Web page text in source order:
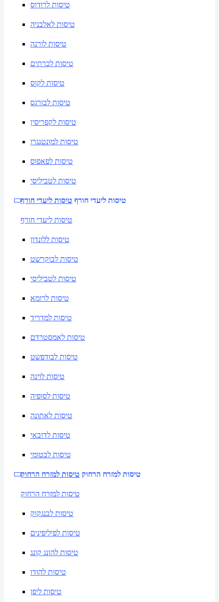
טיסות לרודוס
טיסות לאלבניה
טיסות לורנה
טיסות לכרתים
טיסות לקוס
טיסות לבורגס
טיסות לקפריסין
טיסות למונטנגרו
טיסות לפאפוס
טיסות לטביליסי
טיסות ליעדי חורף טיסות ליעדי חורף
טיסות ליעדי חורף
טיסות ללונדון
טיסות לבוקרשט
טיסות לטביליסי
טיסות לרומא
טיסות למדריד
טיסות לאמסטרדם
טיסות לבודפשט
טיסות לוינה
טיסות לסופיה
טיסות לאתונה
טיסות לדובאי
טיסות לבטומי
טיסות למזרח הרחוק טיסות למזרח הרחוק
טיסות למזרח הרחוק
טיסות לבנגקוק
טיסות לפיליפינים
טיסות להונג קונג
טיסות להודו
טיסות ליפן